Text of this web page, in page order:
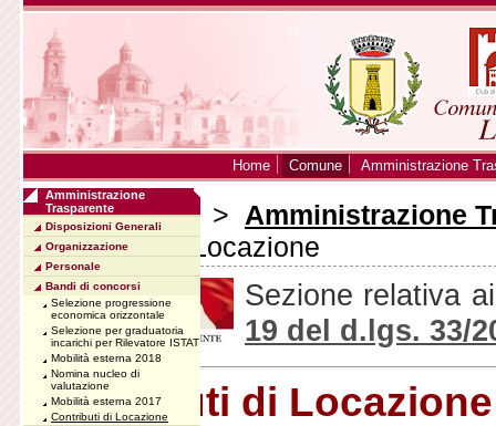
Home Comune Amministrazione
Sei in:Home> Amministrazione
Contributi di Locazione
Sezione relativa
19 del d.lgs. 33/
Contributi di Locazione
Amministrazione
Trasparente
Disposizioni Generali
Organizzazione
Personale
Bandi di concorsi
Selezione progressione
economica orizzontale
Selezione per graduatoria
incarichi per Rilevatore ISTAT
Mobilità esterna 2018
Nomina nucleo di
valutazione
Mobilità esterna 2017
Contributi di Locazione